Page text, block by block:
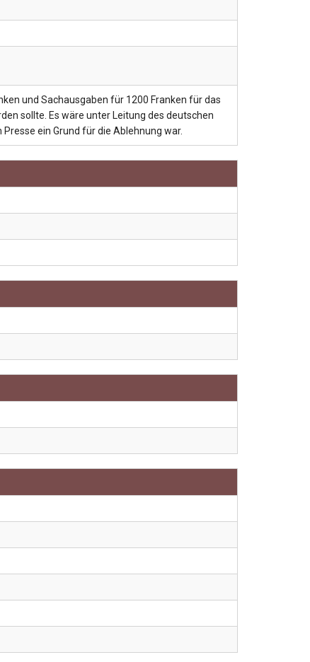
und Sachausgaben für 1200 Franken für das
sollte. Es wäre unter Leitung des deutschen
ein Grund für die Ablehnung war.